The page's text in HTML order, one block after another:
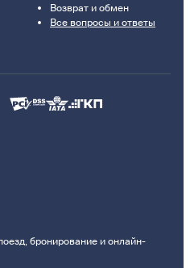
Возврат и обмен
Все вопросы и ответы
бронирование и онлайн-